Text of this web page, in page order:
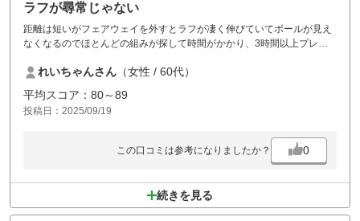
ラフが尋常じゃない
距離は短いがフェアウェイを外すとラフが凄く伸びていてボールが見え
なくなるのでほとんどの組みが探して時間がかかり、3時間以上プレイ
ないのにみんなOBじゃないのでボールを探すため時間がかかる。あのラ
フを短くした方がスムーズプレイできると思う。他は食事も設備も良い
と思う。このコースはOBは1つもなく、全部ワンペナルティーにしてあ
る。スムーズにプレイをできるようにしているようだが、あのラフでは
れいちゃんさん （女性 / 60代）
平均スコア：80～89
投稿日：2025/09/19
この口コミは参考になりましたか？ 0
続きを見る